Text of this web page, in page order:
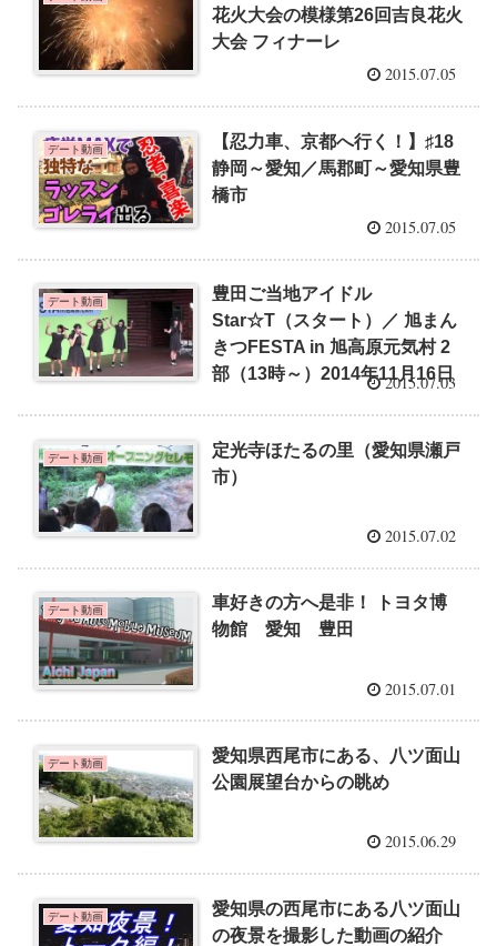
花火大会の模様第26回吉良花火
大会 フィナーレ
2015.07.05
デート動画
【忍力車、京都へ行く！】♯18
静岡～愛知／馬郡町～愛知県豊
橋市
2015.07.05
デート動画
豊田ご当地アイドル
Star☆T（スタート）／ 旭まん
きつFESTA in 旭高原元気村 2
部（13時～）2014年11月16日
2015.07.03
デート動画
定光寺ほたるの里（愛知県瀬戸
市）
2015.07.02
デート動画
車好きの方へ是非！ トヨタ博
物館 愛知 豊田
2015.07.01
デート動画
愛知県西尾市にある、八ツ面山
公園展望台からの眺め
2015.06.29
デート動画
愛知県の西尾市にある八ツ面山
の夜景を撮影した動画の紹介